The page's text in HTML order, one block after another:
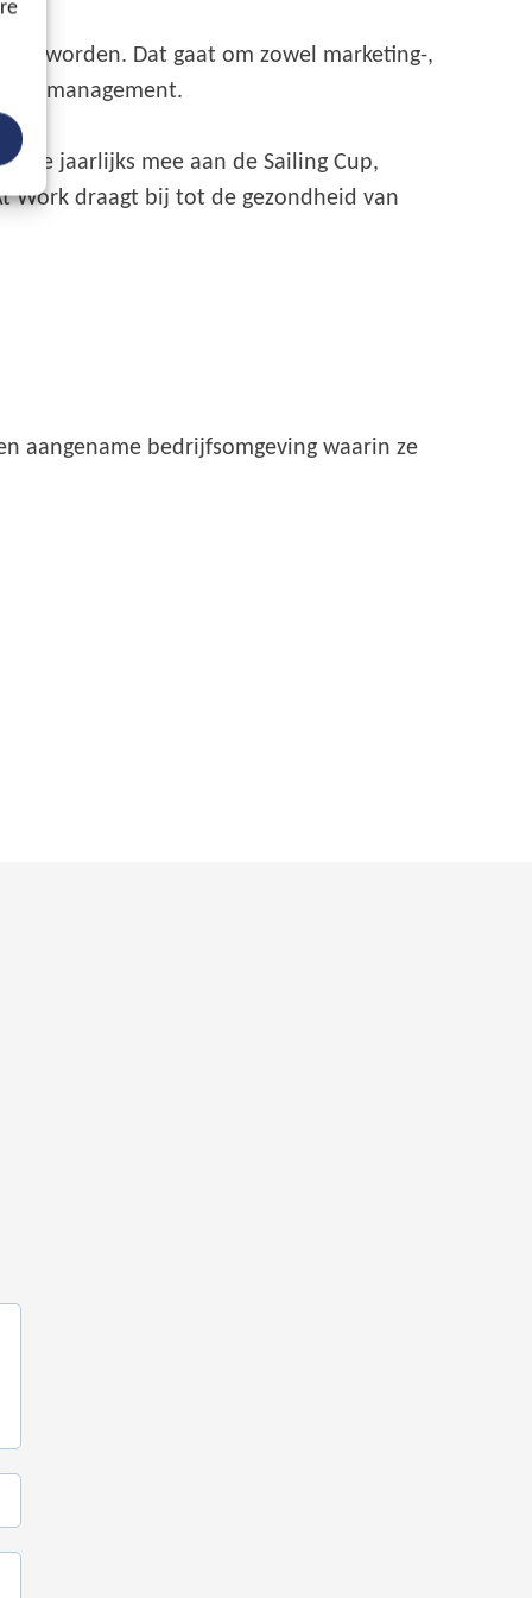
worden. Dat gaat om zowel marketing-,
management.
we jaarlijks mee aan de Sailing Cup,
Work draagt bij tot de gezondheid van
aangename bedrijfsomgeving waarin ze